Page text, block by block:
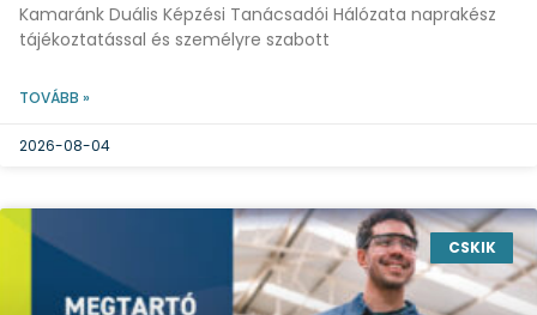
Kamaránk Duális Képzési Tanácsadói Hálózata naprakész
tájékoztatással és személyre szabott
TOVÁBB »
2026-08-04
CSKIK